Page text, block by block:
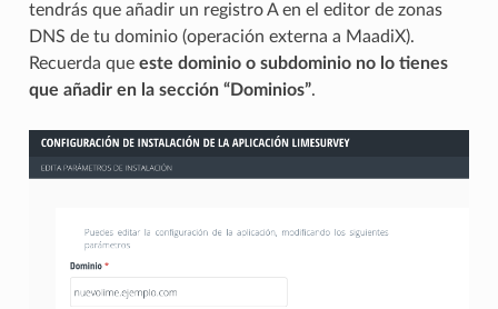
tendrás que añadir un registro A en el editor de zonas
DNS de tu dominio (operación externa a MaadiX).
Recuerda que este dominio o subdominio no lo tienes
que añadir en la sección “Dominios”.